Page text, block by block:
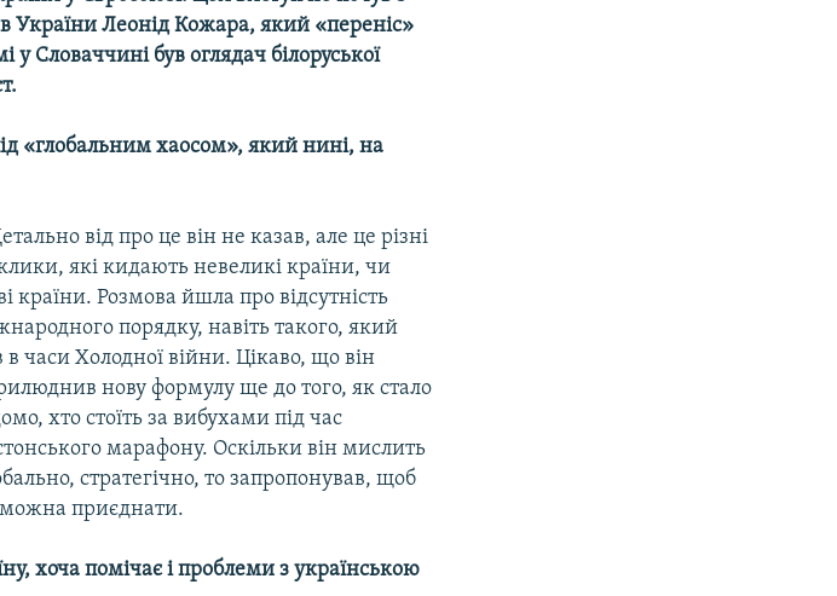
України Леонід Кожара, який «переніс»
Словаччині був оглядач білоруської
«глобальним хаосом», який нині, на
від про це він не казав, але це різні
які кидають невеликі країни, чи
країни. Розмова йшла про відсутність
порядку, навіть такого, який
в часи Холодної війни. Цікаво, що він
нову формулу ще до того, як стало
хто стоїть за вибухами під час
марафону. Оскільки він мислить
стратегічно, то запропонував, щоб
можна приєднати.
хоча помічає і проблеми з українською